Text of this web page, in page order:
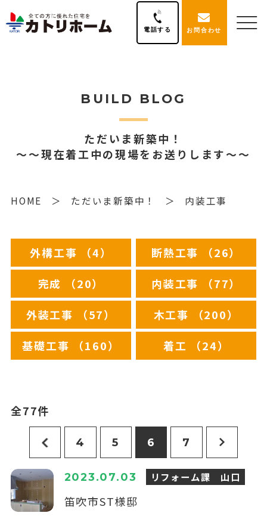
電話する お問合わせ
BUILD BLOG
ただいま新築中！
～～現在着工中の現場をお送りします～～
HOME ただいま新築中！ 内装工事
外構工事 （4）
断熱工事 （26）
完成 （20）
内装工事 （77）
外装工事 （57）
木工事 （200）
基礎工事 （160）
着工 （24）
全77件
4 5 6 7
2023.07.03 リフォーム課 山口
笛吹市ST様邸